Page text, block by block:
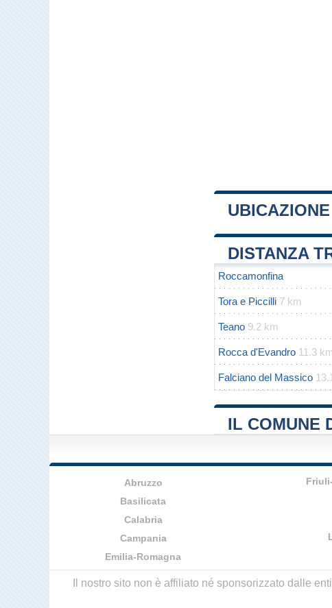
+
−
DISTANZA
Roccamonfina
Tora e Piccilli 7 km
Teano 9.2 km
Rocca d'Evandro 11.3
Falciano del Massico
IL COMUNE
Abruzzo
Basilicata
Calabria
Campania
Emilia-Romagna
Il nostro sito non è affiliato né sponsorizzato dalle